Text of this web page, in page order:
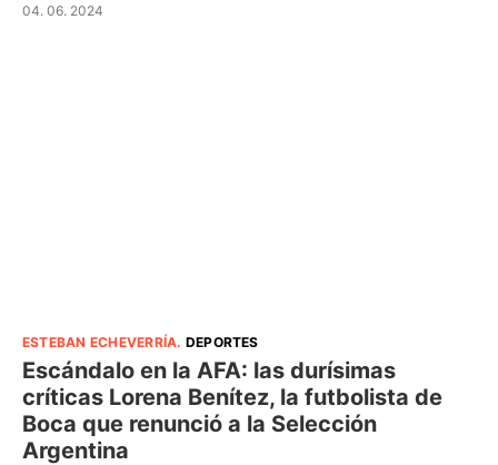
04. 06. 2024
ESTEBAN ECHEVERRÍA. DEPORTES
Escándalo en la AFA: las durísimas
críticas Lorena Benítez, la futbolista de
Boca que renunció a la Selección
Argentina